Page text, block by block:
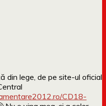
din lege, de pe site-ul oficial
CD18-